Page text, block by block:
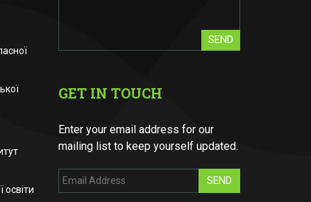
SEND
GET IN TOUCH
Enter your email address for our
mailing list to keep yourself updated.
SEND